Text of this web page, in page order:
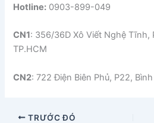
Hotline: 0903-899-049
CN1: 356/36D Xô Viết Nghệ Tĩnh,
TP.HCM
CN2: 722 Điện Biên Phủ, P22,
TRƯỚC ĐÓ